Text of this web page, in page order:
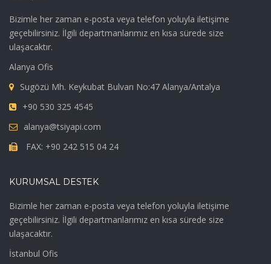
Bizimle her zaman e-posta veya telefon yoluyla iletişime
geçebilirsiniz. İlgili departmanlarımız en kısa sürede size
ulaşacaktır.
Alanya Ofis
Sugözü Mh. Keykubat Bulvarı No:47 Alanya/Antalya
+90 530 325 4545
alanya@tsiyapi.com
FAX: +90 242 515 04 24
KURUMSAL DESTEK
Bizimle her zaman e-posta veya telefon yoluyla iletişime
geçebilirsiniz. İlgili departmanlarımız en kısa sürede size
ulaşacaktır.
İstanbul Ofis